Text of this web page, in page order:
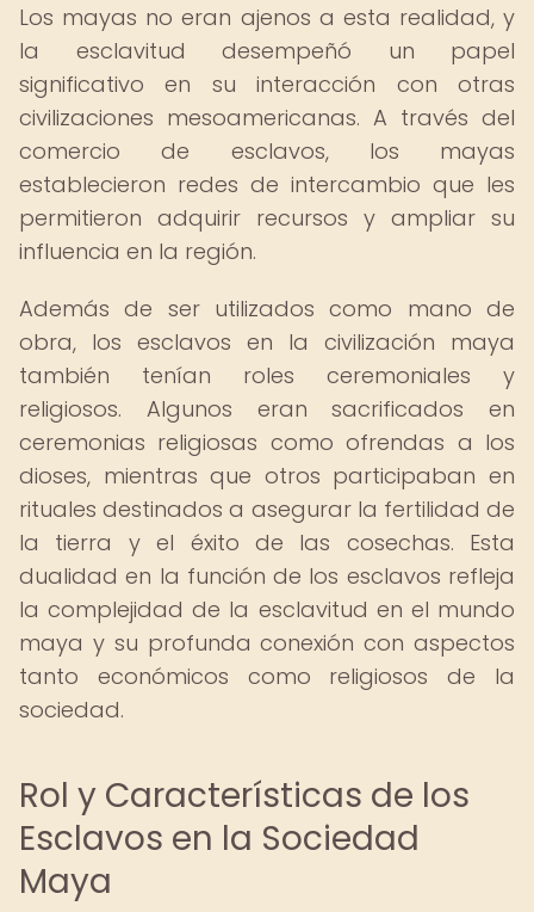
Los mayas no eran ajenos a esta realidad, y
la esclavitud desempeñó un papel
significativo en su interacción con otras
civilizaciones mesoamericanas. A través del
comercio de esclavos, los mayas
establecieron redes de intercambio que les
permitieron adquirir recursos y ampliar su
influencia en la región.
Además de ser utilizados como mano de
obra, los esclavos en la civilización maya
también tenían roles ceremoniales y
religiosos. Algunos eran sacrificados en
ceremonias religiosas como ofrendas a los
dioses, mientras que otros participaban en
rituales destinados a asegurar la fertilidad de
la tierra y el éxito de las cosechas. Esta
dualidad en la función de los esclavos refleja
la complejidad de la esclavitud en el mundo
maya y su profunda conexión con aspectos
tanto económicos como religiosos de la
sociedad.
Rol y Características de los
Esclavos en la Sociedad
Maya